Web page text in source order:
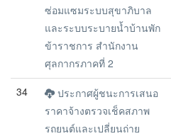
ซ่อมแซมระบบสุขาภิบาล
และระบบระบายน้ำบ้านพัก
ข้าราชการ สำนักงาน
ศุลกากรภาคที่ 2
34
ประกาศผู้ชนะการเสนอ
ราคาจ้างตรวจเช็คสภาพ
รถยนต์และเปลี่ยนถ่าย